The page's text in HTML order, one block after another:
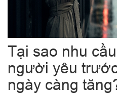
Tại sao nhu
người yêu
ngày càng